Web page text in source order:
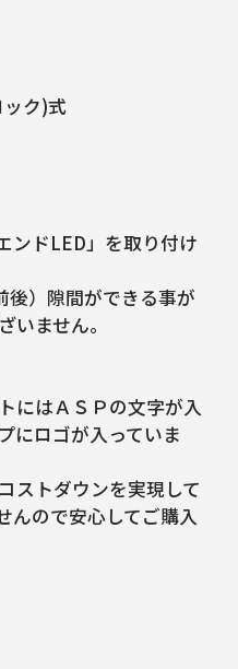
ク)式
ドLED」を取り付け
後）隙間ができる事が
いません。
にはＡＳＰの文字が入
にロゴが入っていま
ストダウンを実現して
んので安心してご購入